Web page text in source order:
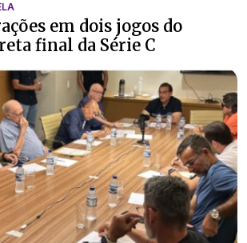
em dois jogos do
final da Série C